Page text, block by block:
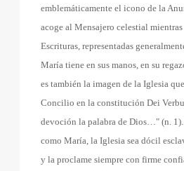
emblemáticamente el icono de la
acoge al Mensajero celestial
Escrituras, representadas
María tiene en sus manos, en su
es también la imagen de la Iglesia
Concilio en la constitución Dei
devoción la palabra de Dios…" (n. 1).
como María, la Iglesia sea dócil
y la proclame siempre con firme